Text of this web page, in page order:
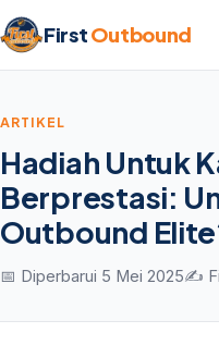
FirstOutbound
ARTIKEL
Hadiah Untuk
Berprestasi:
Outbound
📅 Diperbarui 5 Mei 2025✍️